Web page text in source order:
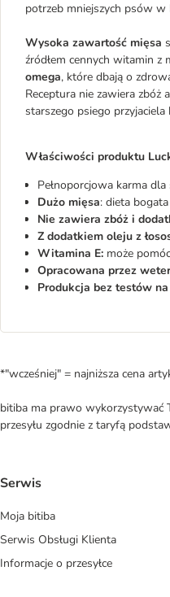
potrzeb mniejszych psów w
Wysoka zawartość mięsa
źródłem cennych witamin z
omega, które dbają o
Receptura nie zawiera
starszego psiego przyjaciela
Właściwości produktu
Pełnoporcjowa karma
Dużo mięsa: dieta
Nie zawiera zbóż i
Z dodatkiem oleju z
Witamina E: może
Opracowana przez
Produkcja bez testów
*"wcześniej" = najniższa cena
bitiba ma prawo wykorzystywać
przesyłu zgodnie z taryfą
Serwis
Moja bitiba
Serwis Obsługi Klienta
Informacje o przesyłce